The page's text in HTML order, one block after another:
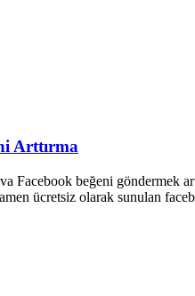
Arttırma
Facebook beğeni göndermek
ücretsiz olarak sunulan